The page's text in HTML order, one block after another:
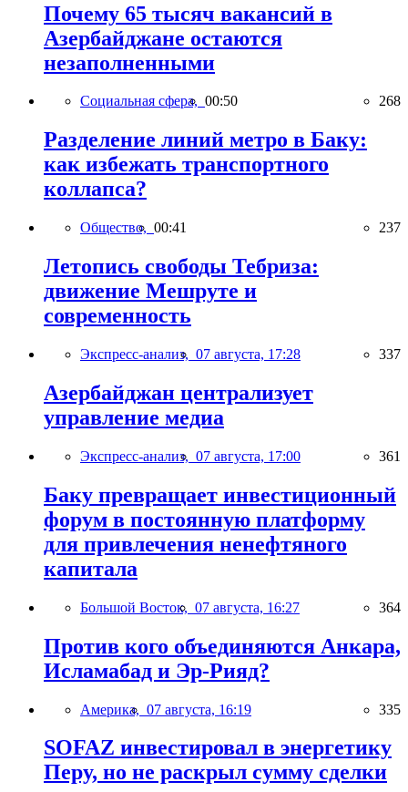
Почему 65 тысяч вакансий в
Азербайджане остаются
незаполненными
Социальная сфера, 00:50 268
Разделение линий метро в Баку:
как избежать транспортного
коллапса?
Общество, 00:41 237
Летопись свободы Тебриза:
движение Мешруте и
современность
Экспресс-анализ, 07 августа, 17:28 337
Азербайджан централизует
управление медиа
Экспресс-анализ, 07 августа, 17:00 361
Баку превращает инвестиционный
форум в постоянную платформу
для привлечения ненефтяного
капитала
Большой Восток, 07 августа, 16:27 364
Против кого объединяются Анкара,
Исламабад и Эр-Рияд?
Америка, 07 августа, 16:19 335
SOFAZ инвестировал в энергетику
Перу, но не раскрыл сумму сделки